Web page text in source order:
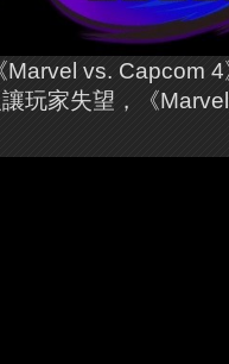
vs. Capcom
玩家失望，《